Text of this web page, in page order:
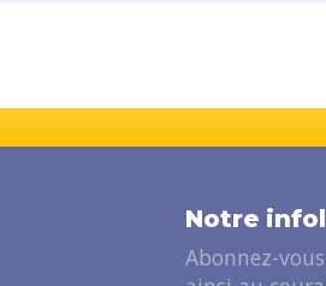
Notre
Abonnez-